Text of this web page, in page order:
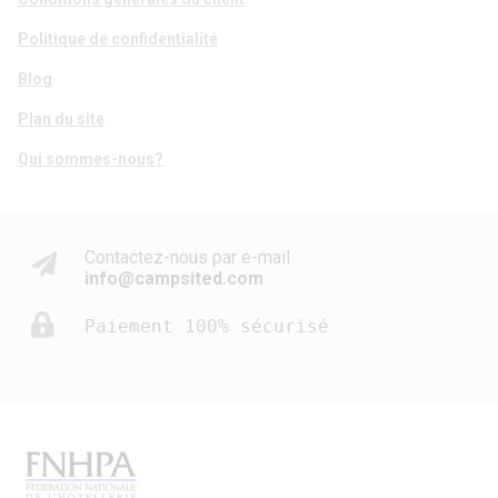
Politique de confidentialité
Blog
Plan du site
Qui sommes-nous?
Contactez-nous par e-mail
info@campsited.com
Paiement 100% sécurisé